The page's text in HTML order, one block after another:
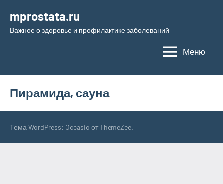
содержимому
mprostata.ru
Важное о здоровье и профилактике заболеваний
Меню
Пирамида, сауна
Тема WordPress: Occasio от ThemeZee.